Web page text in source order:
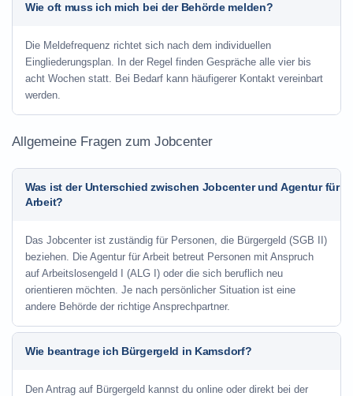
Wie oft muss ich mich bei der Behörde melden?
Die Meldefrequenz richtet sich nach dem individuellen
Eingliederungsplan. In der Regel finden Gespräche alle vier bis
acht Wochen statt. Bei Bedarf kann häufigerer Kontakt vereinbart
werden.
Allgemeine Fragen zum Jobcenter
Was ist der Unterschied zwischen Jobcenter und Agentur für
Arbeit?
Das Jobcenter ist zuständig für Personen, die Bürgergeld (SGB II)
beziehen. Die Agentur für Arbeit betreut Personen mit Anspruch
auf Arbeitslosengeld I (ALG I) oder die sich beruflich neu
orientieren möchten. Je nach persönlicher Situation ist eine
andere Behörde der richtige Ansprechpartner.
Wie beantrage ich Bürgergeld in Kamsdorf?
Den Antrag auf Bürgergeld kannst du online oder direkt bei der